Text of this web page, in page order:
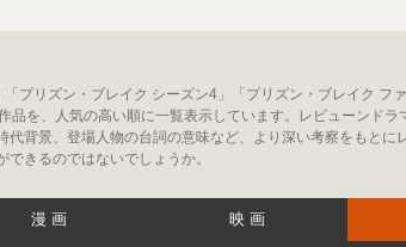
プリズン・ブレイク シーズン4」「プリズン・ブレイク フ
を、人気の高い順に一覧表示しています。レビューンド
背景、登場人物の台詞の意味など、より深い考察をもとに
きるのではないでしょうか。
漫画 映画